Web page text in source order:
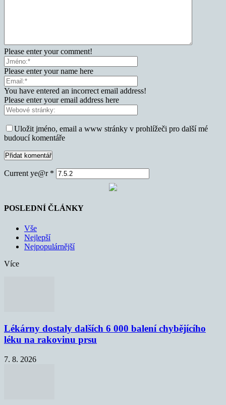
Please enter your comment!
Please enter your name here
You have entered an incorrect email address!
Please enter your email address here
Uložit jméno, email a www stránky v prohlížeči pro další mé
budoucí komentáře
Current ye@r *
POSLEDNÍ ČLÁNKY
Vše
Nejlepší
Nejpopulárnější
Více
Lékárny dostaly dalších 6 000 balení chybějícího
léku na rakovinu prsu
7. 8. 2026